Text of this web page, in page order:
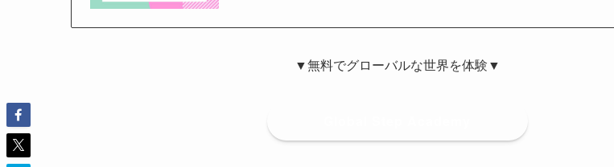
▼無料でグローバルな世界を体験▼